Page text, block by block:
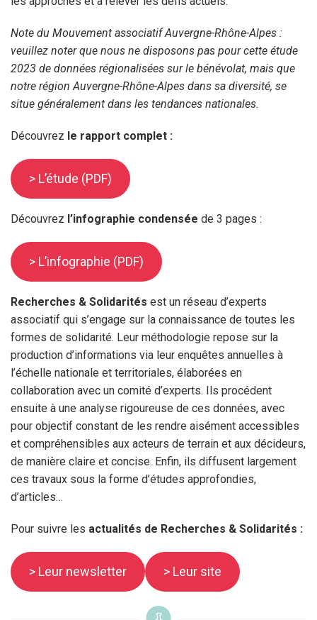
Note du Mouvement associatif Auvergne-Rhône-Alpes :
veuillez noter que nous ne disposons pas pour cette étude
2023 de données régionalisées sur le bénévolat, mais que
notre région Auvergne-Rhône-Alpes dans sa diversité, se
situe généralement dans les tendances nationales.
Découvrez le rapport complet :
> L’étude (PDF)
Découvrez l’infographie condensée de 3 pages :
> L’infographie (PDF)
Recherches & Solidarités est un réseau d’experts
associatif qui s’engage sur la connaissance de toutes les
formes de solidarité. Leur méthodologie repose sur la
production d’informations via leur enquêtes annuelles à
l’échelle nationale et territoriales, élaborées en
collaboration avec un comité d’experts. Ils procédent
ensuite à une analyse rigoureuse de ces données, avec
pour objectif constant de les rendre aisément accessibles
et compréhensibles aux acteurs de terrain et aux décideurs,
de manière claire et concise. Enfin, ils diffusent largement
ces travaux sous la forme d’études approfondies,
d’articles…
Pour suivre les actualités de Recherches & Solidarités :
> Leur newsletter > Leur site